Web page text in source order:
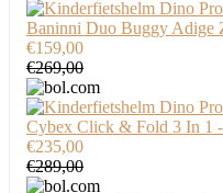
Baninni Duo Buggy Adige
€159,00
€269,00
Cybex Click & Fold 3 In 1
€235,00
€289,00